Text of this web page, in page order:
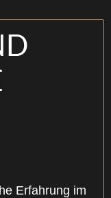
Erfahrung im